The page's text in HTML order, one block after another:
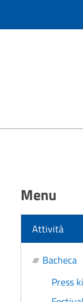
Menu
Attività
Bacheca
Press